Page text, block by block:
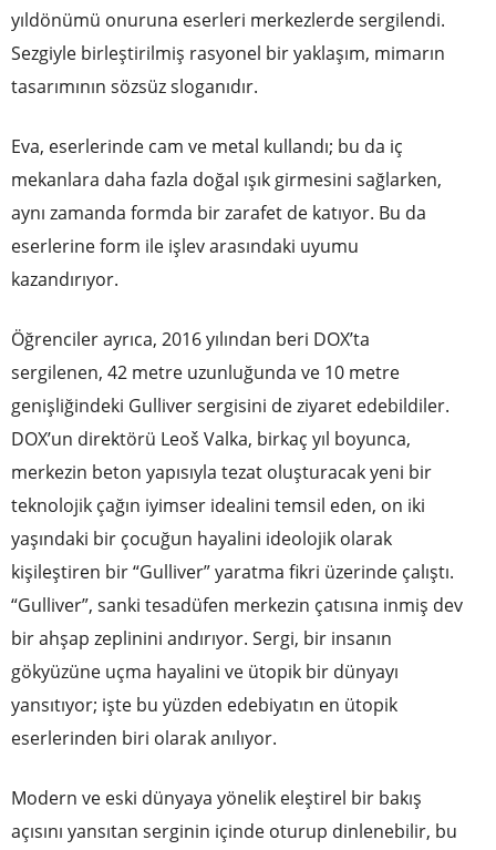
yıldönümü onuruna eserleri merkezlerde sergilendi.
Sezgiyle birleştirilmiş rasyonel bir yaklaşım, mimarın
tasarımının sözsüz sloganıdır.
Eva, eserlerinde cam ve metal kullandı; bu da iç
mekanlara daha fazla doğal ışık girmesini sağlarken,
aynı zamanda formda bir zarafet de katıyor. Bu da
eserlerine form ile işlev arasındaki uyumu
kazandırıyor.
Öğrenciler ayrıca, 2016 yılından beri DOX’ta
sergilenen, 42 metre uzunluğunda ve 10 metre
genişliğindeki Gulliver sergisini de ziyaret edebildiler.
DOX’un direktörü Leoš Valka, birkaç yıl boyunca,
merkezin beton yapısıyla tezat oluşturacak yeni bir
teknolojik çağın iyimser idealini temsil eden, on iki
yaşındaki bir çocuğun hayalini ideolojik olarak
kişileştiren bir “Gulliver” yaratma fikri üzerinde çalıştı.
“Gulliver”, sanki tesadüfen merkezin çatısına inmiş dev
bir ahşap zeplinini andırıyor. Sergi, bir insanın
gökyüzüne uçma hayalini ve ütopik bir dünyayı
yansıtıyor; işte bu yüzden edebiyatın en ütopik
eserlerinden biri olarak anılıyor.
Modern ve eski dünyaya yönelik eleştirel bir bakış
açısını yansıtan serginin içinde oturup dinlenebilir, bu